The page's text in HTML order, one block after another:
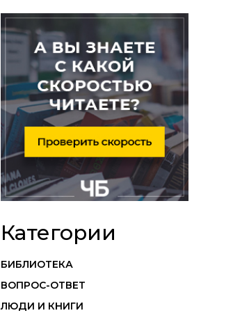
Категории
БИБЛИОТЕКА
ВОПРОС-ОТВЕТ
ЛЮДИ И КНИГИ